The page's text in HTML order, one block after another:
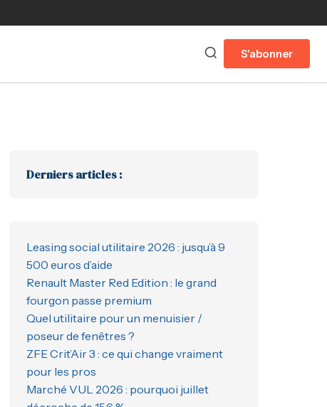
S'abonner
Derniers articles :
Leasing social utilitaire 2026 : jusqu’à 9
500 euros d’aide
Renault Master Red Edition : le grand
fourgon passe premium
Quel utilitaire pour un menuisier /
poseur de fenêtres ?
ZFE Crit’Air 3 : ce qui change vraiment
pour les pros
Marché VUL 2026 : pourquoi juillet